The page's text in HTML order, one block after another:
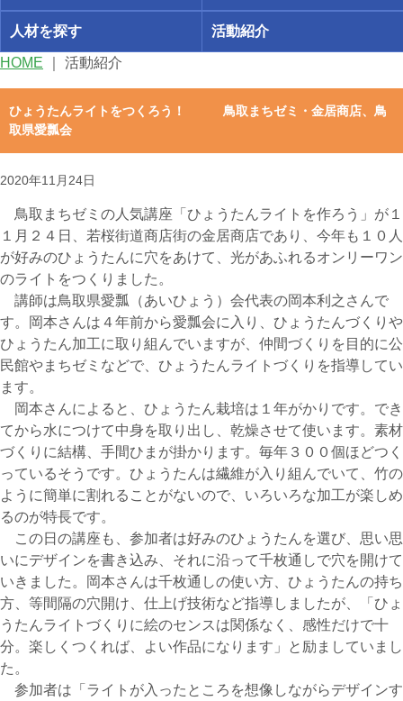
人材を探す 活動紹介
HOME 活動紹介
ひょうたんライトをつくろう！ 鳥取まちゼミ・金居商店、鳥
取県愛瓢会
2020年11月24日
鳥取まちゼミの人気講座「ひょうたんライトを作ろう」が１
１月２４日、若桜街道商店街の金居商店であり、今年も１０人
が好みのひょうたんに穴をあけて、光があふれるオンリーワン
のライトをつくりました。
講師は鳥取県愛瓢（あいひょう）会代表の岡本利之さんで
す。岡本さんは４年前から愛瓢会に入り、ひょうたんづくりや
ひょうたん加工に取り組んでいますが、仲間づくりを目的に公
民館やまちゼミなどで、ひょうたんライトづくりを指導してい
ます。
岡本さんによると、ひょうたん栽培は１年がかりです。でき
てから水につけて中身を取り出し、乾燥させて使います。素材
づくりに結構、手間ひまが掛かります。毎年３００個ほどつく
っているそうです。ひょうたんは繊維が入り組んでいて、竹の
ように簡単に割れることがないので、いろいろな加工が楽しめ
るのが特長です。
この日の講座も、参加者は好みのひょうたんを選び、思い思
いにデザインを書き込み、それに沿って千枚通しで穴を開けて
いきました。岡本さんは千枚通しの使い方、ひょうたんの持ち
方、等間隔の穴開け、仕上げ技術など指導しましたが、「ひょ
うたんライトづくりに絵のセンスは関係なく、感性だけで十
分。楽しくつくれば、よい作品になります」と励ましていまし
た。
参加者は「ライトが入ったところを想像しながらデザインす